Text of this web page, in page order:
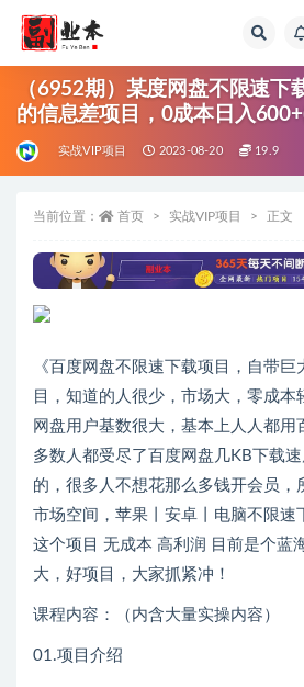
（6952期）某度网盘不限速下
的信息差项目，0成本日入
实战VIP项目 2023-08-20 19.9
当前位置： 首页 实战VIP项目 正文
《百度网盘不限速下载项目，自带巨
目，知道的人很少，市场大，零成
网盘用户基数很大，基本上人人都用
多数人都受尽了百度网盘几KB下载
的，很多人不想花那么多钱开会员，
市场空间，苹果丨安卓丨电脑不限速
这个项目 无成本 高利润 目前是个蓝
大，好项目，大家抓紧冲！
课程内容：（内含大量实操内容）
01.项目介绍